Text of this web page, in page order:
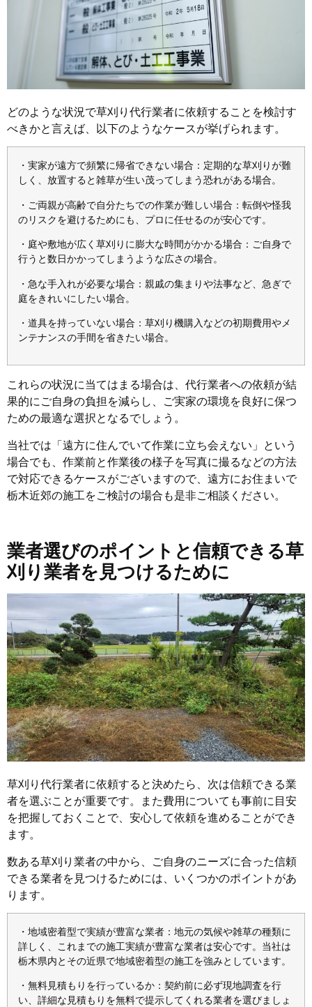
どのような状況で草刈り代行業者に依頼することを検討す
べきかと言えば、以下のようなケースが挙げられます。
・実家が遠方で頻繁に帰省できない場合：定期的な草刈りが難
しく、放置すると雑草が生い茂ってしまう恐れがある場合。
・ご両親が高齢で自分たちでの作業が難しい場合：転倒や怪我
のリスクを避けるためにも、プロに任せるのが安心です。
・庭や敷地が広く草刈りに膨大な時間がかかる場合：ご自身で
行うと数日かかってしまうような広さの場合。
・急な手入れが必要な場合：親戚の集まりや法事など、急ぎで
庭をきれいにしたい場合。
・道具を持っていない場合：草刈り機購入などの初期費用やメ
ンテナンスの手間を省きたい場合。
これらの状況に当てはまる場合は、代行業者への依頼が結
果的にご自身の負担を減らし、ご実家の環境を良好に保つ
ための最適な選択となるでしょう。
当社では「遠方に住んでいて作業に立ち会えない」という
場合でも、作業前と作業後の様子を写真に撮るなどの方法
で対応できるケースがございますので、遠方にお住まいで
栃木近郊の施工をご検討の場合も是非ご相談ください。
業者選びのポイントと信頼できる草
刈り業者を見つけるために
草刈り代行業者に依頼すると決めたら、次は信頼できる業
者を選ぶことが重要です。また費用についても事前に目安
を把握しておくことで、安心して依頼を進めることができ
ます。
数ある草刈り業者の中から、ご自身のニーズに合った信頼
できる業者を見つけるためには、いくつかのポイントがあ
ります。
・地域密着型で実績が豊富な業者：地元の気候や雑草の種類に
詳しく、これまでの施工実績が豊富な業者は安心です。当社は
栃木県内とその近県で地域密着型の施工を強みとしています。
・無料見積もりを行っているか：契約前に必ず現地調査を行
い、詳細な見積もりを無料で提示してくれる業者を選びましょ